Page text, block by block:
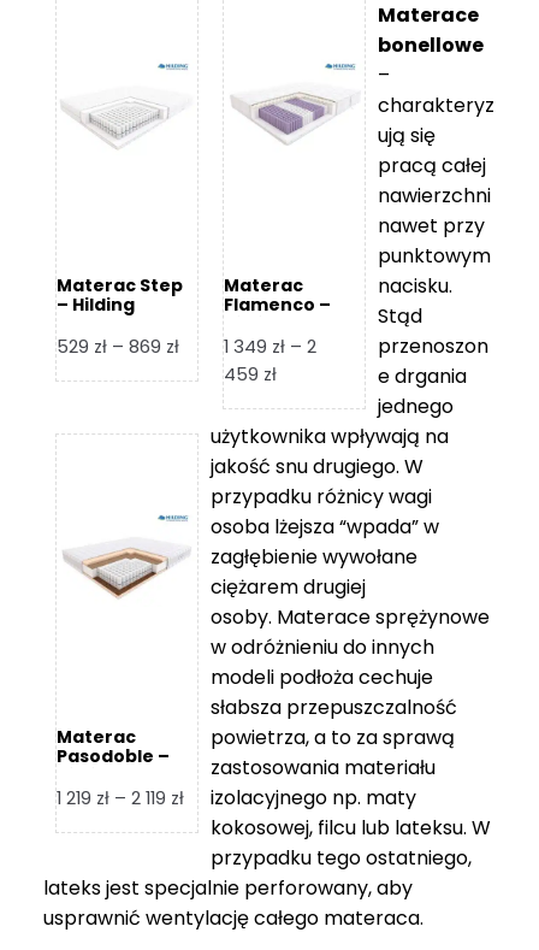
Materac Step
– Hilding
529 zł – 869 złZakres
cen:
529 zł
do
869 zł
Materac
Flamenco –
1 349 zł – 2
459 złZakres
od
1
349 zł
2
459 zł
Materac
Pasodoble –
1 219 zł – 2 119 złZakres
cen:
1
219 zł
do
Materace
bonellowe
–
charakteryz
ują się
pracą całej
nawierzchni
nawet przy
punktowym
nacisku.
Stąd
przenoszon
e drgania
jednego
użytkownika wpływają na
jakość snu drugiego. W
przypadku różnicy wagi
osoba lżejsza “wpada” w
zagłębienie wywołane
ciężarem drugiej
osoby. Materace sprężynowe
w odróżnieniu do innych
modeli podłoża cechuje
słabsza przepuszczalność
powietrza, a to za sprawą
zastosowania materiału
izolacyjnego np. maty
kokosowej, filcu lub lateksu. W
przypadku tego ostatniego,
lateks jest specjalnie perforowany, aby
usprawnić wentylację całego materaca.